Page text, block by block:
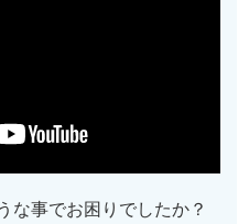
な事でお困りでしたか？